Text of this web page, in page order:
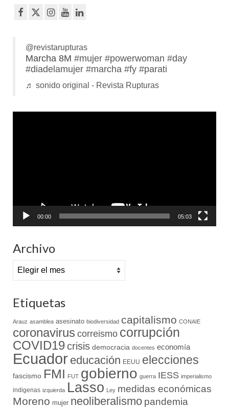
@revistarupturas
Marcha 8M #mujer #powerwoman #day
#diadelamujer #marcha #fy #parati
♬ sonido original - Revista Rupturas
00:00 05:03
Archivo
Archivo
Etiquetas
Arauz asamblea asesinato biodiversidad capitalismo CONAIE
coronavirus correismo corrupción
COVID19crisis democracia docentes economía
Ecuador educación EEUU elecciones
fascismo FMI FUT gobierno guerra IESS imperialismo
indigenas izquierda Lasso Ley medidas económicas
Moreno mujer neoliberalismo pandemia